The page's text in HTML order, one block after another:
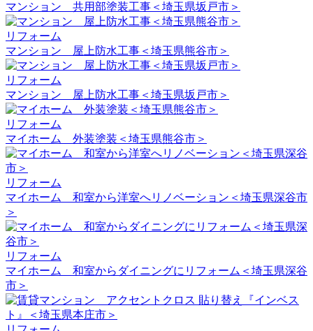
マンション 共用部塗装工事＜埼玉県坂戸市＞
リフォーム
マンション 屋上防水工事＜埼玉県熊谷市＞
リフォーム
マンション 屋上防水工事＜埼玉県坂戸市＞
リフォーム
マイホーム 外装塗装＜埼玉県熊谷市＞
リフォーム
マイホーム 和室から洋室へリノベーション＜埼玉県深谷市
＞
リフォーム
マイホーム 和室からダイニングにリフォーム＜埼玉県深谷
市＞